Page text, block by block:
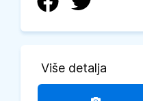
Više detalja